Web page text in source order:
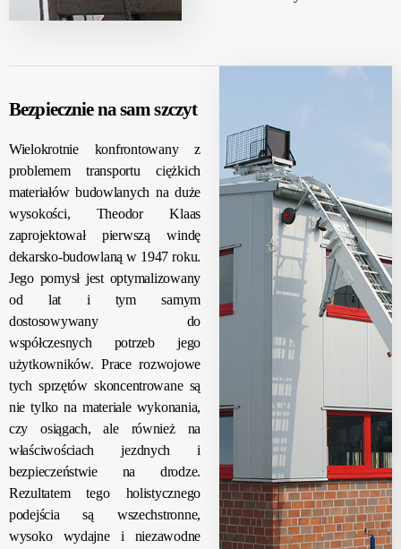
Bezpiecznie na sam szczyt
Wielokrotnie konfrontowany z
problemem transportu ciężkich
materiałów budowlanych na duże
wysokości, Theodor Klaas
zaprojektował pierwszą windę
dekarsko-budowlaną w 1947 roku.
Jego pomysł jest optymalizowany
od lat i tym samym
dostosowywany do
współczesnych potrzeb jego
użytkowników. Prace rozwojowe
tych sprzętów skoncentrowane są
nie tylko na materiale wykonania,
czy osiągach, ale również na
właściwościach jezdnych i
bezpieczeństwie na drodze.
Rezultatem tego holistycznego
podejścia są wszechstronne,
wysoko wydajne i niezawodne